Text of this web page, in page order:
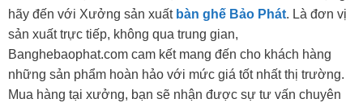
hãy đến với Xưởng sản xuất bàn ghế Bảo Phát. Là đơn vị
sản xuất trực tiếp, không qua trung gian,
Banghebaophat.com cam kết mang đến cho khách hàng
những sản phẩm hoàn hảo với mức giá tốt nhất thị trường.
Mua hàng tại xưởng, bạn sẽ nhận được sự tư vấn chuyên